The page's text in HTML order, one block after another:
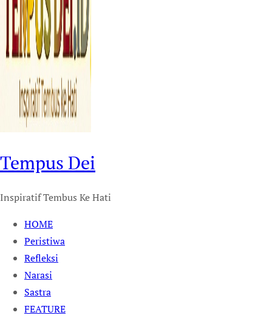
Tempus Dei
Inspiratif Tembus Ke Hati
HOME
Peristiwa
Refleksi
Narasi
Sastra
FEATURE